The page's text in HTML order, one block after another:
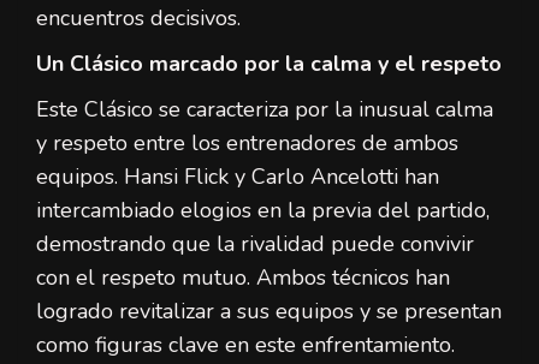
encuentros decisivos.
Un Clásico marcado por la calma y el respeto
Este Clásico se caracteriza por la inusual calma
y respeto entre los entrenadores de ambos
equipos. Hansi Flick y Carlo Ancelotti han
intercambiado elogios en la previa del partido,
demostrando que la rivalidad puede convivir
con el respeto mutuo. Ambos técnicos han
logrado revitalizar a sus equipos y se presentan
como figuras clave en este enfrentamiento.